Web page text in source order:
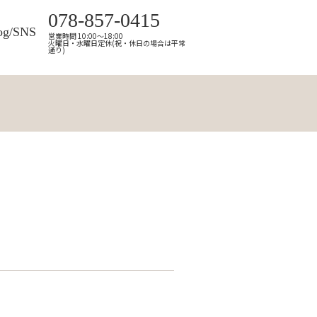
SNS
078-857-0415
営業時間 10:00～18:00
火曜日・水曜日定休(祝・休日の場合は平常
通り)